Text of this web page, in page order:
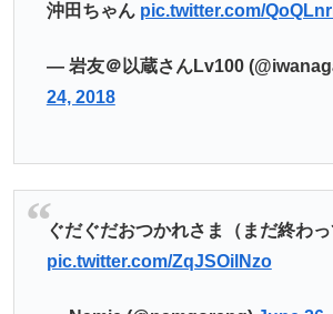
沖田ちゃん pic.twitter.com/
— 岩友＠以蔵さんLv100
24, 2018
ぐだぐだおつかれさま（まだ終わっ
pic.twitter.com/ZqJSOilNzo